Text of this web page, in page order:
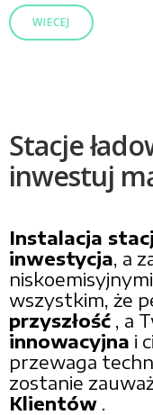
WIECEJ
Stacje
inwestuj
Instalacja
inwestycja, a
wszystkim, że
przyszłość , a
innowacyjna i
przewaga
zostanie
Klientów .